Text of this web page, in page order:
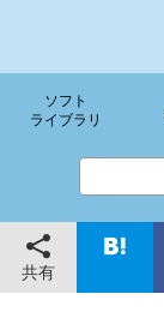
ソフト
ライブラリ
共有